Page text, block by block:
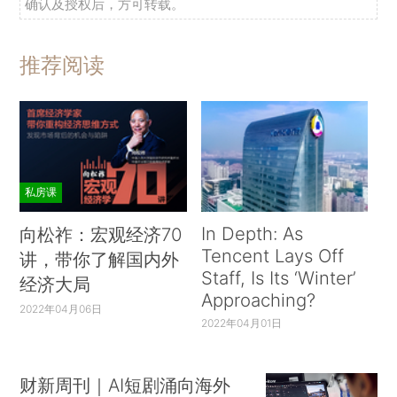
确认及授权后，方可转载。
推荐阅读
私房课
向松祚：宏观经济70
讲，带你了解国内外
经济大局
2022年04月06日
In Depth: As
Tencent Lays Off
Staff, Is Its ‘Winter’
Approaching?
2022年04月01日
财新周刊｜AI短剧涌向海外